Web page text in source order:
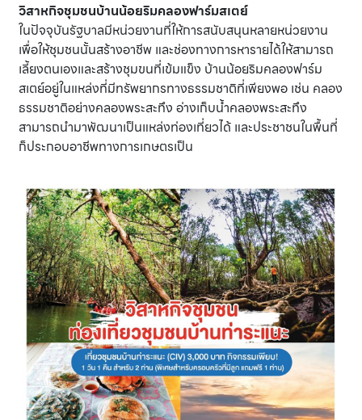
วิสาหกิจชุมชนบ้านน้อยริมคลองฟาร์มสเตย์
ในปัจจุบันรัฐบาลมีหน่วยงานที่ให้การสนับสนุนหลายหน่วยงาน
เพื่อให้ชุมชนนั้นสร้างอาชีพ และช่องทางการหารายได้ให้สามารถ
เลี้ยงตนเองและสร้างชุมขนที่เข้มแข็ง บ้านน้อยริมคลองฟาร์ม
สเตย์อยู่ในแหล่งที่มีทรัพยากรทางธรรมชาติที่เพียงพอ เช่น คลอง
ธรรมชาติอย่างคลองพระสะทึง อ่างเก็บน้ำคลองพระสะทึง
สามารถนำมาพัฒนาเป็นแหล่งท่องเที่ยวได้ และประชาชนในพื้นที่
ก็ประกอบอาชีพทางการเกษตรเป็น